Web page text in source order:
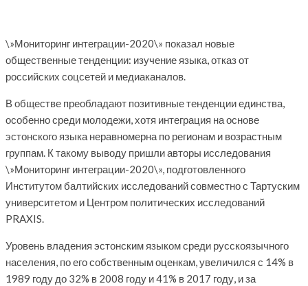
\»Мониторинг интеграции-2020\» показал новые
общественные тенденции: изучение языка, отказ от
российских соцсетей и медиаканалов.
В обществе преобладают позитивные тенденции единства,
особенно среди молодежи, хотя интеграция на основе
эстонского языка неравномерна по регионам и возрастным
группам. К такому выводу пришли авторы исследования
\»Мониторинг интеграции-2020\», подготовленного
Институтом балтийских исследований совместно с Тартуским
университетом и Центром политических исследований
PRAXIS.
Уровень владения эстонским языком среди русскоязычного
населения, по его собственным оценкам, увеличился с 14% в
1989 году до 32% в 2008 году и 41% в 2017 году, и за